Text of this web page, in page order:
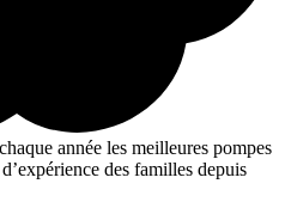
année les meilleures pompes
des familles depuis